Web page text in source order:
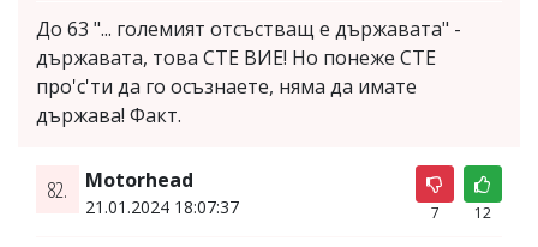
До 63 "... големият отсъстващ е държавата" -
държавата, това СТЕ ВИЕ! Но понеже СТЕ
про'с'ти да го осъзнаете, няма да имате
държава! Факт.
82. Motorhead
21.01.2024 18:07:37 7 12